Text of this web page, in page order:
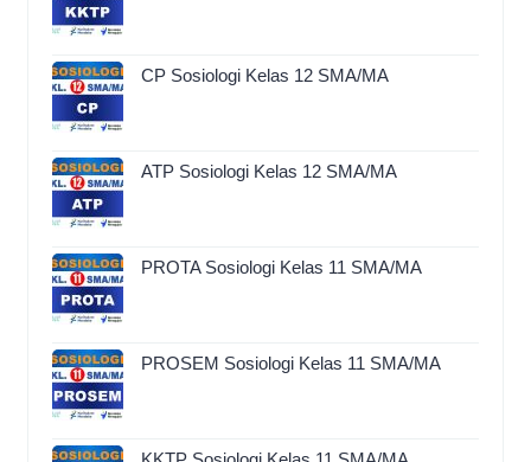
CP Sosiologi Kelas 12 SMA/MA
ATP Sosiologi Kelas 12 SMA/MA
PROTA Sosiologi Kelas 11 SMA/MA
PROSEM Sosiologi Kelas 11 SMA/MA